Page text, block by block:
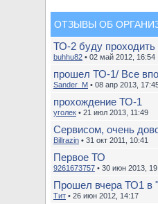
ОТЗЫВЫ ОБ
ТО-2 буду проходить
buhhu82 • 02 май 2012, 16:54
прошел ТО-1/ Все
Sander_M • 08 апр 2013,
прохождение ТО-1
уголек • 21 июл 2013, 11:49
Сервисом, очень
Billrazin • 31 окт 2011, 10:41
Первое ТО
9261673757 • 30 июн 2013,
Прошел вчера ТО1 в
Тит • 26 июн 2012, 14:17